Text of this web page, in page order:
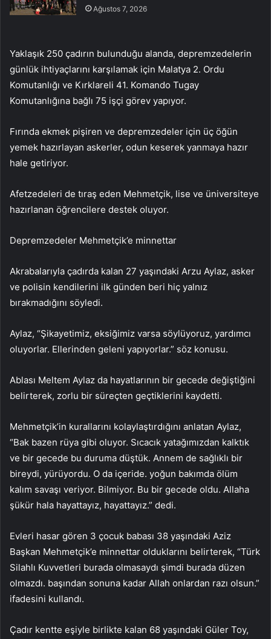
Ağustos 7, 2026
Yaklaşık 250 çadırın bulunduğu alanda, depremzedelerin
günlük ihtiyaçlarını karşılamak için Malatya 2. Ordu
Komutanlığı ve Kırklareli 41. Komando Tugay
Komutanlığına bağlı 75 işçi görev yapıyor.
Fırında ekmek pişiren ve depremzedeler için üç öğün
yemek hazırlayan askerler, odun keserek yanmaya hazır
hale getiriyor.
Afetzedeleri de tıraş eden Mehmetçik, lise ve üniversiteye
hazırlanan öğrencilere destek oluyor.
Depremzedeler Mehmetçik’e minnettar
Akrabalarıyla çadırda kalan 27 yaşındaki Arzu Aylaz, asker
ve polisin kendilerini ilk günden beri hiç yalnız
bırakmadığını söyledi.
Aylaz, “Şikayetimiz, eksiğimiz varsa söylüyoruz, yardımcı
oluyorlar. Ellerinden geleni yapıyorlar.” söz konusu.
Ablası Meltem Aylaz da hayatlarının bir gecede değiştiğini
belirterek, zorlu bir süreçten geçtiklerini kaydetti.
Mehmetçik’in kurallarını kolaylaştırdığını anlatan Aylaz,
“Bak bazen rüya gibi oluyor. Sıcacık yatağımızdan kalktık
ve bir gecede bu duruma düştük. Annem de sağlıklı bir
bireydi, yürüyordu. O da içeride. yoğun bakımda ölüm
kalım savaşı veriyor. Bilmiyor. Bu bir gecede oldu. Allaha
şükür hala hayattayız, hayattayız.” dedi.
Evleri hasar gören 3 çocuk babası 38 yaşındaki Aziz
Başkan Mehmetçik’e minnettar olduklarını belirterek, “Türk
Silahlı Kuvvetleri burada olmasaydı şimdi burada düzen
olmazdı. başından sonuna kadar Allah onlardan razı olsun.”
ifadesini kullandı.
Çadır kentte eşiyle birlikte kalan 68 yaşındaki Güler Toy,